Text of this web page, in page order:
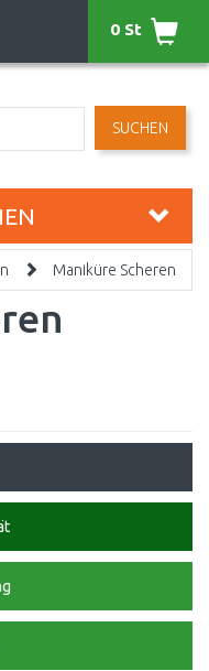
SUCHEN
0 St
Maniküre Scheren